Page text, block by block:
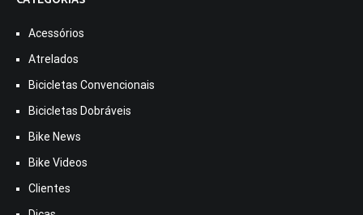
Acessórios
Atrelados
Bicicletas Convencionais
Bicicletas Dobráveis
Bike News
Bike Videos
Clientes